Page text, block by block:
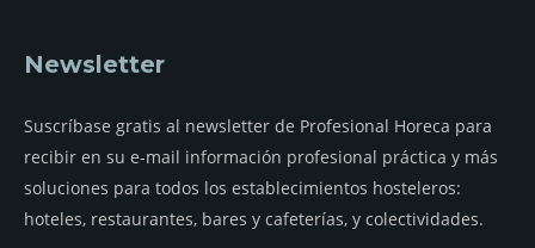
Newsletter
Suscríbase gratis al newsletter de Profesional Horeca para
recibir en su e-mail información profesional práctica y más
soluciones para todos los establecimientos hosteleros:
hoteles, restaurantes, bares y cafeterías, y colectividades.